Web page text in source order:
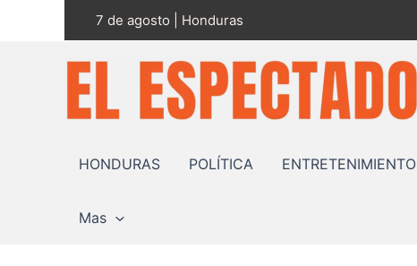
7 de agosto | Honduras
HONDURAS POLÍTICA ENTRETENIMIENTO
Mas